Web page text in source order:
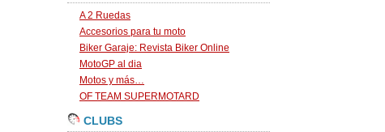
A 2 Ruedas
Accesorios para tu moto
Biker Garaje: Revista Biker Online
MotoGP al dia
Motos y más…
OF TEAM SUPERMOTARD
CLUBS